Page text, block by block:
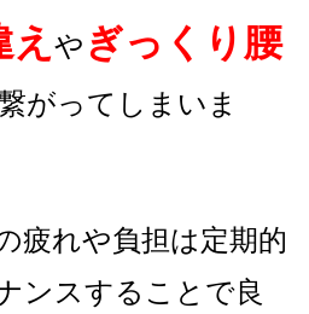
や ぎっくり腰
がってしまいま
疲れや負担は定期的
ンスすることで良